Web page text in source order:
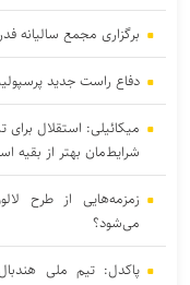
برگزاری مجمع سالیانه
دفاع راست جدید
میکائیلی: استقلال
شرایط‌مان بهتر از بقیه
زمزمه‌هایی از طرح
می‌شود؟
پاکدل: تیم ملی هندبال